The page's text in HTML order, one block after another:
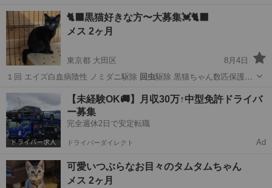
熊本 熊本市 藤崎宮前駅
🐈‍⬛黒猫好きな方〜大募集💓🐈‍⬛
メス 2ヶ月
東京都 大田区
8月4日
１回 エイズ白血病陰性 ノミダニ駆除 回虫駆除 黒猫ちゃん数匹保護し
東京 大田区 猫 有無
【未経験OK🚚】月収30万↑中型免許ドライバ
ー募集
完全週休2日で安定転職
ドライバーダイレクト Ad
可愛いつぶらなお目々のタムタムちゃん
メス 2ヶ月